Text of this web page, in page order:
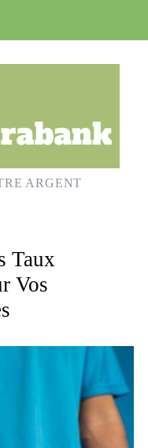
ARGENT
Taux
Vos